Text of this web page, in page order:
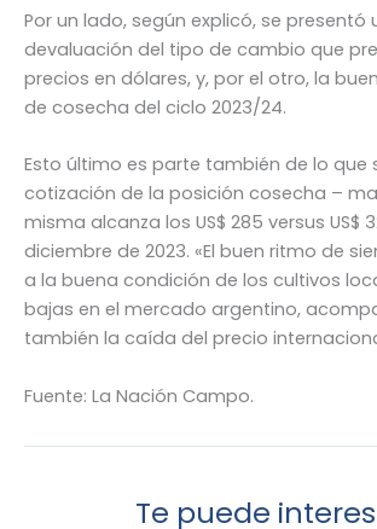
Por un lado, según explicó, se presentó
devaluación del tipo de cambio que
precios en dólares, y, por el otro, la
de cosecha del ciclo 2023/24.
Esto último es parte también de lo que
cotización de la posición cosecha –
misma alcanza los US$ 285 versus US$
diciembre de 2023. «El buen ritmo de
a la buena condición de los cultivos
bajas en el mercado argentino,
también la caída del precio
Fuente: La Nación Campo.
Te puede